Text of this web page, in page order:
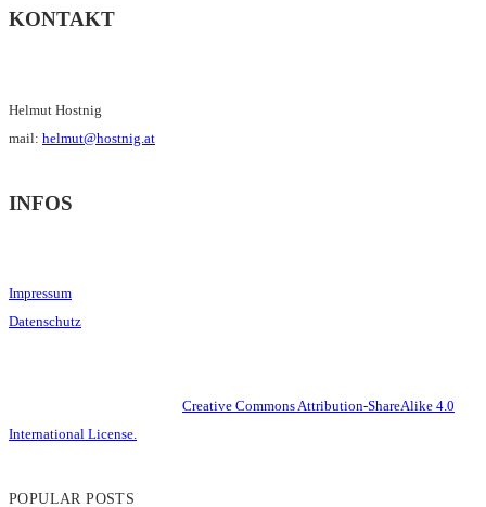
KONTAKT
Helmut Hostnig
mail: helmut@hostnig.at
INFOS
Impressum
Datenschutz
Creative Commons Attribution-ShareAlike 4.0
International License.
POPULAR POSTS